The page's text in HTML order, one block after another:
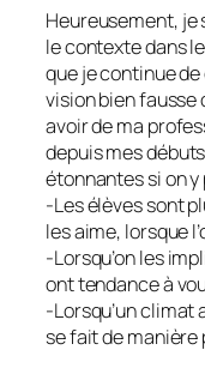
Heureusement, je
le contexte dans
que je continue
vision bien fausse
avoir de ma
depuis mes
étonnantes si on y
-Les élèves sont
les aime, lorsque
-Lorsqu’on les
ont tendance à
-Lorsqu’un climat
se fait de